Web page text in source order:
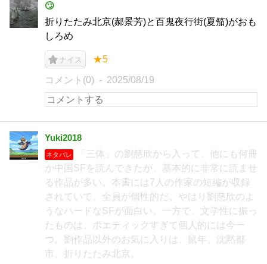
🙄
折りたたみ北京(郝景芳)と百鬼夜行街(夏笳)がおも
しろめ
ナイス ★5
コメント(0) 2025/08/19
Yuki2018
ネタバレ
「三体」の劉慈欣から入って、他にも何冊
か中国SFを読んできたが、基本的に非常に読ませ
る作品が多い。本書には7人の作家の短編が収録
されていて、全員が個性的だ。やはり劉慈欣のよ
うなハードなSFが面白い。一方で、文学性に振っ
たものは、ポエティックすぎて個人的には今一
つ。劉作品以外のお気に入りは、鼠年、沈黙都
市、折りたたみ北京。